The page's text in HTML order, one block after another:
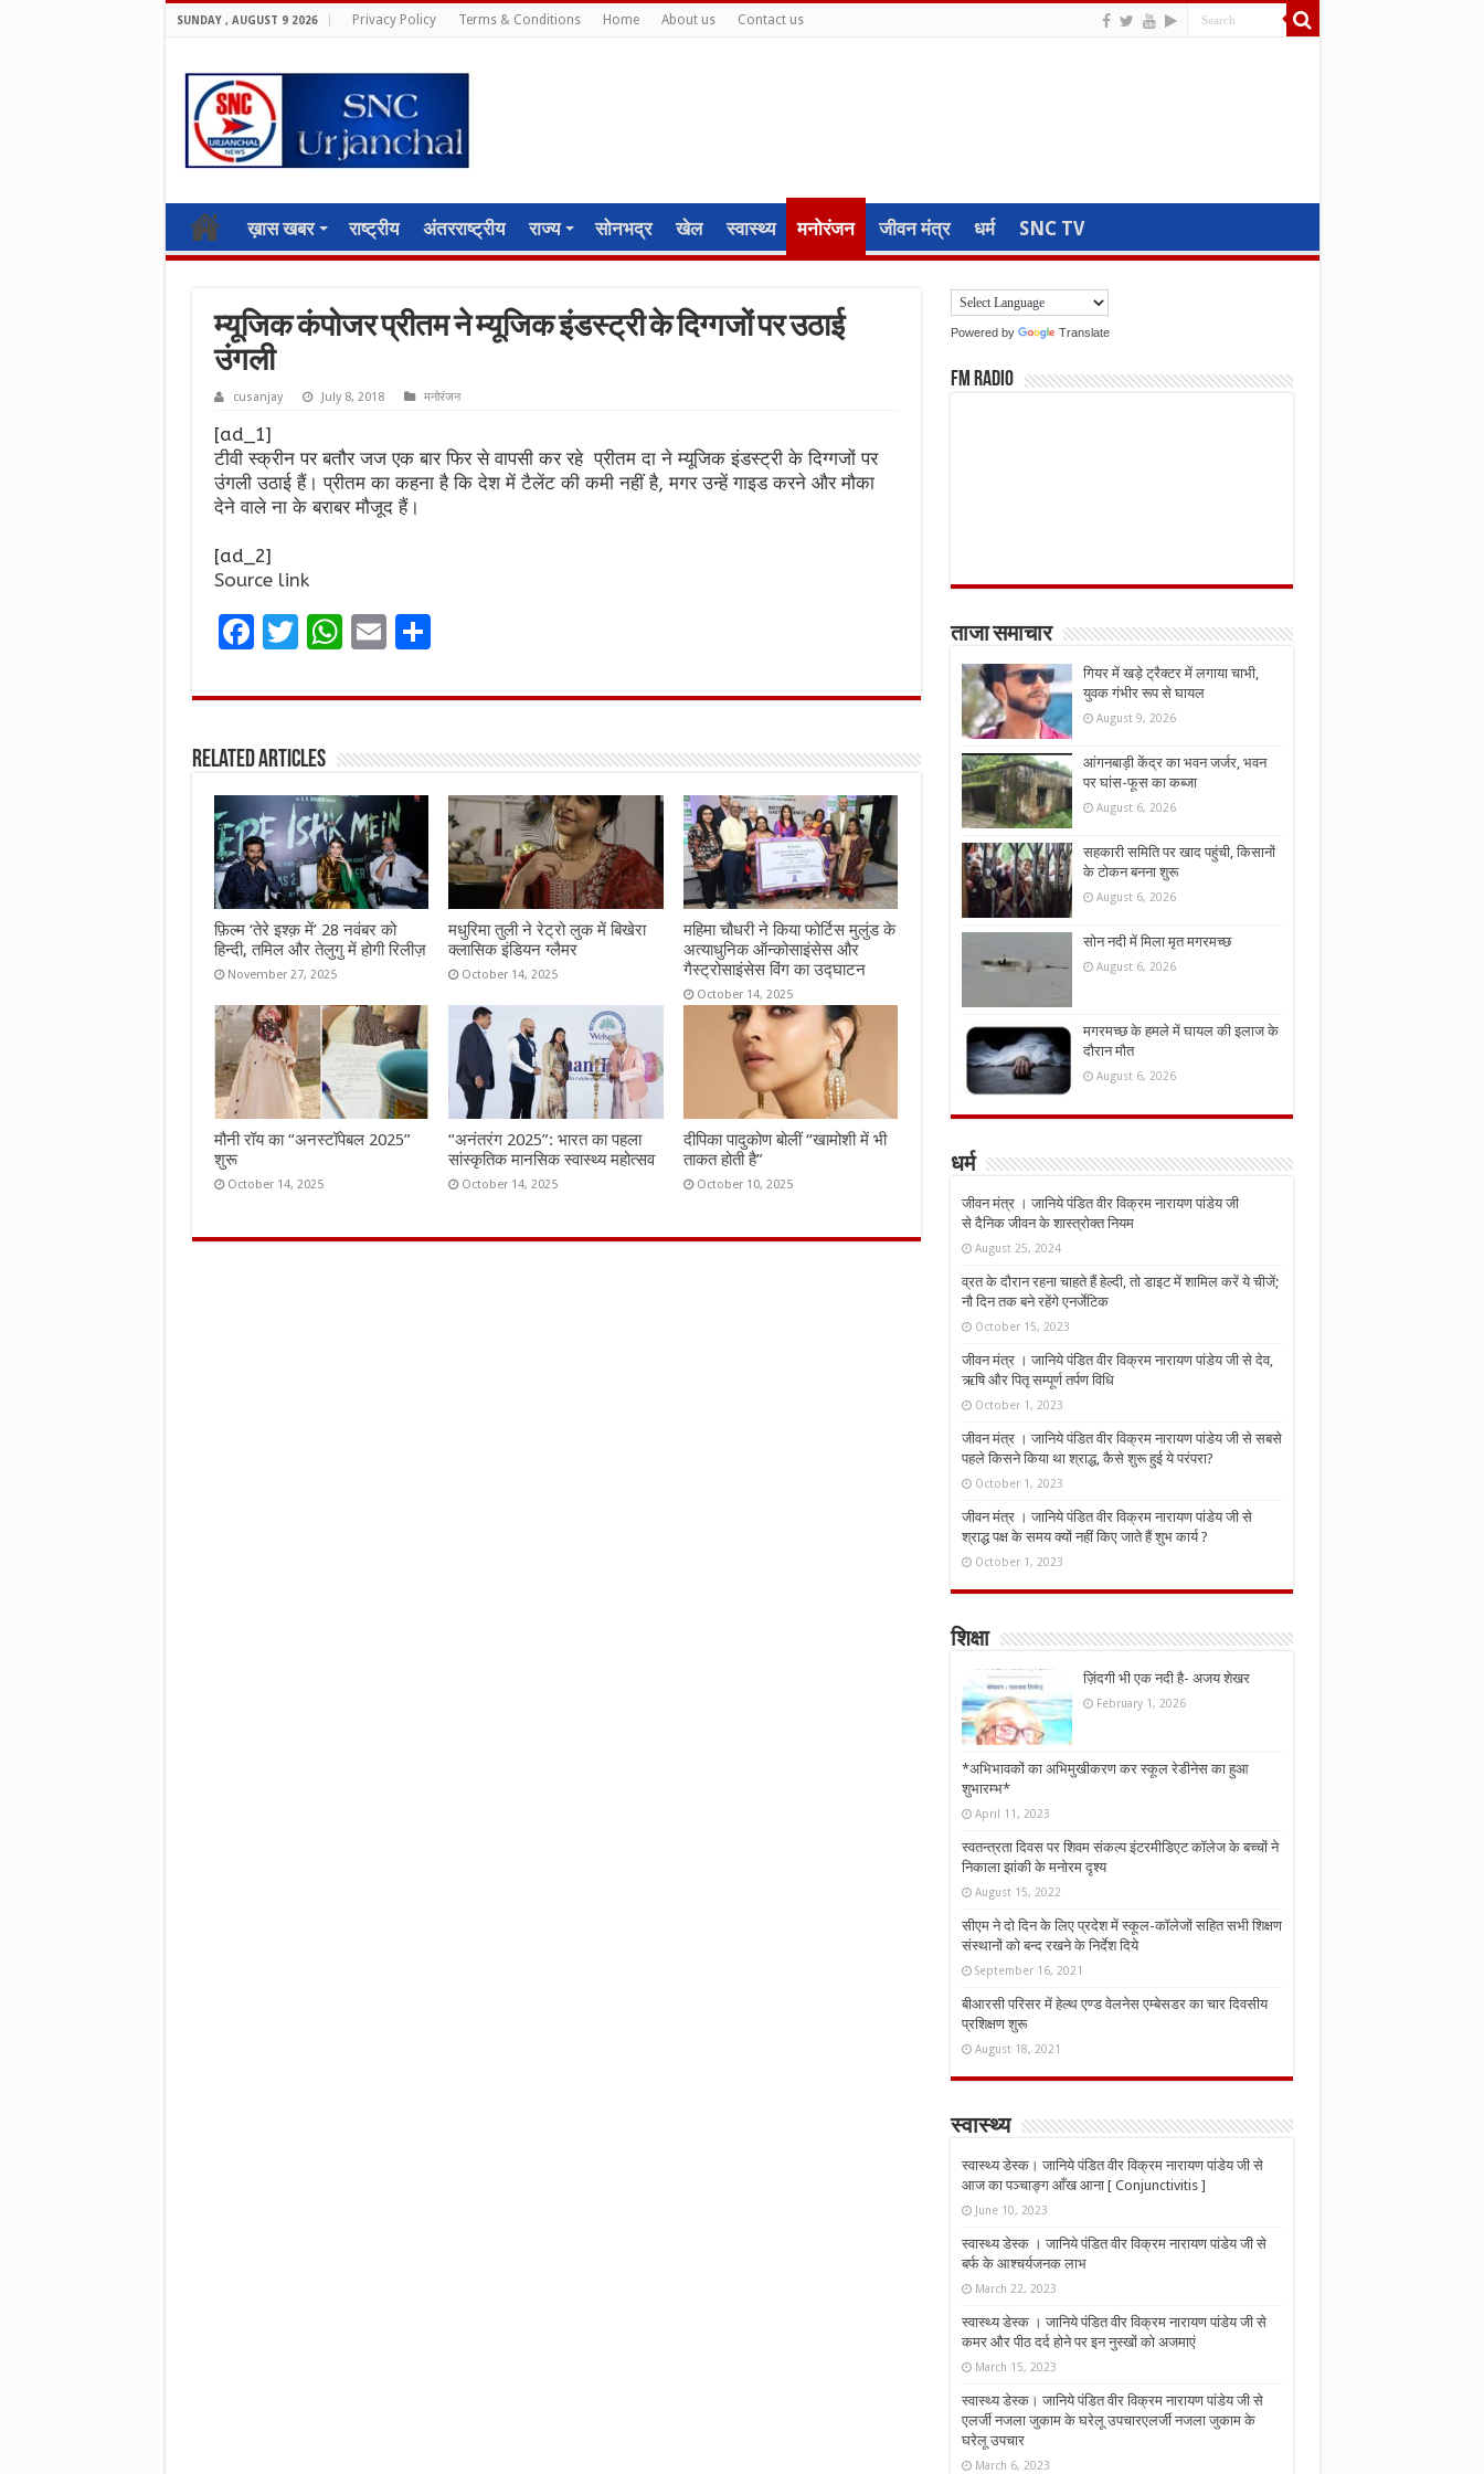
SUNDAY , AUGUST 9 2026 Privacy Policy Terms & Conditions Home About us Contact us
ख़ास खबर राष्ट्रीय अंतरराष्ट्रीय राज्य सोनभद्र खेल स्वास्थ्य मनोरंजन जीवन मंत्र धर्म SNC TV
म्यूजिक कंपोजर प्रीतम ने म्यूजिक इंडस्ट्री के दिग्गजों पर उठाई
उंगली
cusanjay July 8, 2018 मनोरंजन
[ad_1]
टीवी स्क्रीन पर बतौर जज एक बार फिर से वापसी कर रहे प्रीतम दा ने म्यूजिक इंडस्ट्री के दिग्गजों पर
उंगली उठाई हैं। प्रीतम का कहना है कि देश में टैलेंट की कमी नहीं है, मगर उन्हें गाइड करने और मौका
देने वाले ना के बराबर मौजूद हैं।
[ad_2]
Source link
F
ce
o
o
k
T
it
r
W
at
A
p
p
E
ai
S
ar
Related Articles
फ़िल्म ‘तेरे इश्क़ में’ 28 नवंबर को
हिन्दी, तमिल और तेलुगु में होगी रिलीज़
November 27, 2025
मधुरिमा तुली ने रेट्रो लुक में बिखेरा
क्लासिक इंडियन ग्लैमर
October 14, 2025
महिमा चौधरी ने किया फोर्टिस मुलुंड के
अत्याधुनिक ऑन्कोसाइंसेस और
गैस्ट्रोसाइंसेस विंग का उद्घाटन
October 14, 2025
मौनी रॉय का “अनस्टॉपेबल 2025”
शुरू
October 14, 2025
“अनंतरंग 2025”: भारत का पहला
सांस्कृतिक मानसिक स्वास्थ्य महोत्सव
October 14, 2025
दीपिका पादुकोण बोलीं “खामोशी में भी
ताकत होती है”
October 10, 2025
Powered by Translate
FM Radio
ताजा समाचार
गियर में खड़े ट्रैक्टर में लगाया चाभी,
युवक गंभीर रूप से घायल
August 9, 2026
आंगनबाड़ी केंद्र का भवन जर्जर, भवन
पर घांस-फूस का कब्जा
August 6, 2026
सहकारी समिति पर खाद पहुंची, किसानों
के टोकन बनना शुरू
August 6, 2026
सोन नदी में मिला मृत मगरमच्छ
August 6, 2026
मगरमच्छ के हमले में घायल की इलाज के
दौरान मौत
August 6, 2026
धर्म
जीवन मंत्र । जानिये पंडित वीर विक्रम नारायण पांडेय जी
से दैनिक जीवन के शास्त्रोक्त नियम
August 25, 2024
व्रत के दौरान रहना चाहते हैं हेल्दी, तो डाइट में शामिल करें ये चीजें;
नौ दिन तक बने रहेंगे एनर्जेटिक
October 15, 2023
जीवन मंत्र । जानिये पंडित वीर विक्रम नारायण पांडेय जी से देव,
ऋषि और पितृ सम्पूर्ण तर्पण विधि
October 1, 2023
जीवन मंत्र । जानिये पंडित वीर विक्रम नारायण पांडेय जी से सबसे
पहले किसने किया था श्राद्ध, कैसे शुरू हुई ये परंपरा?
October 1, 2023
जीवन मंत्र । जानिये पंडित वीर विक्रम नारायण पांडेय जी से
श्राद्ध पक्ष के समय क्यों नहीं किए जाते हैं शुभ कार्य ?
October 1, 2023
शिक्षा
ज़िंदगी भी एक नदी है- अजय शेखर
February 1, 2026
*अभिभावकों का अभिमुखीकरण कर स्कूल रेडीनेस का हुआ
शुभारम्भ*
April 11, 2023
स्वतन्त्रता दिवस पर शिवम संकल्प इंटरमीडिएट कॉलेज के बच्चों ने
निकाला झांकी के मनोरम दृश्य
August 15, 2022
सीएम ने दो दिन के लिए प्रदेश में स्कूल-कॉलेजों सहित सभी शिक्षण
संस्थानों को बन्द रखने के निर्देश दिये
September 16, 2021
बीआरसी परिसर में हेल्थ एण्ड वेलनेस एम्बेसडर का चार दिवसीय
प्रशिक्षण शुरू
August 18, 2021
स्वास्थ्य
स्वास्थ्य डेस्क। जानिये पंडित वीर विक्रम नारायण पांडेय जी से
आज का पञ्चाङ्ग आँख आना [ Conjunctivitis ]
June 10, 2023
स्वास्थ्य डेस्क । जानिये पंडित वीर विक्रम नारायण पांडेय जी से
बर्फ के आश्चर्यजनक लाभ
March 22, 2023
स्वास्थ्य डेस्क । जानिये पंडित वीर विक्रम नारायण पांडेय जी से
कमर और पीठ दर्द होने पर इन नुस्‍खों को अजमाएं
March 15, 2023
स्वास्थ्य डेस्क। जानिये पंडित वीर विक्रम नारायण पांडेय जी से
एलर्जी नजला जुकाम के घरेलू उपचारएलर्जी नजला जुकाम के
घरेलू उपचार
March 6, 2023